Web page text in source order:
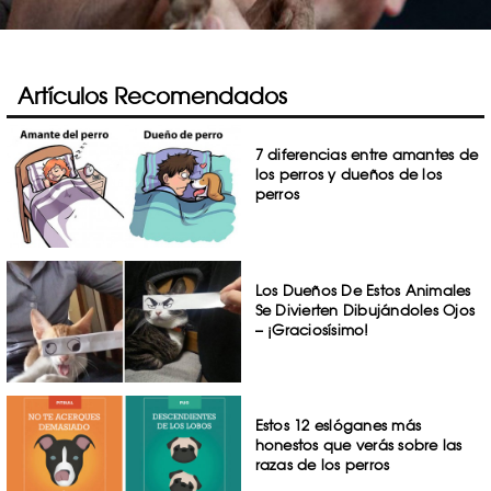
Artículos Recomendados
7 diferencias entre amantes de
los perros y dueños de los
perros
Los Dueños De Estos Animales
Se Divierten Dibujándoles Ojos
– ¡Graciosísimo!
Estos 12 eslóganes más
honestos que verás sobre las
razas de los perros